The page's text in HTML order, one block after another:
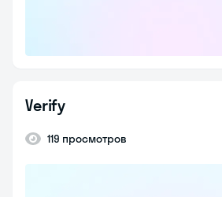
Verify
119 просмотров